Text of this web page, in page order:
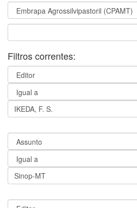
Filtros correntes: